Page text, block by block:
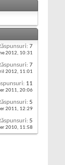
7
2012, 10:31
7
2012, 11:01
11
2011, 20:06
5
2011, 12:29
5
2010, 11:58